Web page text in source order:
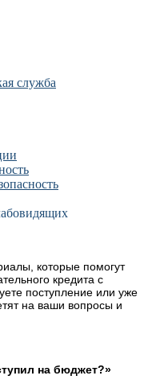
служба
которые помогут
кредита с
поступление или уже
на ваши вопросы и
на бюджет?»